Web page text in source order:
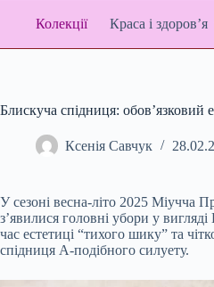
Колекції Краса і здоров’я
Блискуча спідниця: обов’язковий
Ксенія Савчук
У сезоні весна-літо 2025 Міучча
з’явилися головні убори у
час естетиці “тихого шику” та
спідниця А-подібного силуету.